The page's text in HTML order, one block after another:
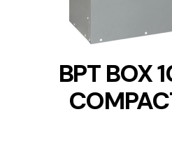
BPT BOX